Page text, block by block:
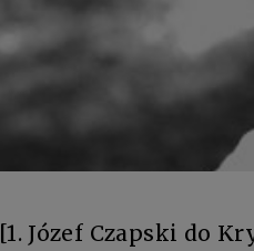
[1. Józef Czapski do